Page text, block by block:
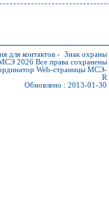
для контактов - Знак охраны
МСЭ 2026 Все права сохранены
Web-страницы МСЭ-
R
Обновлено : 2013-01-30